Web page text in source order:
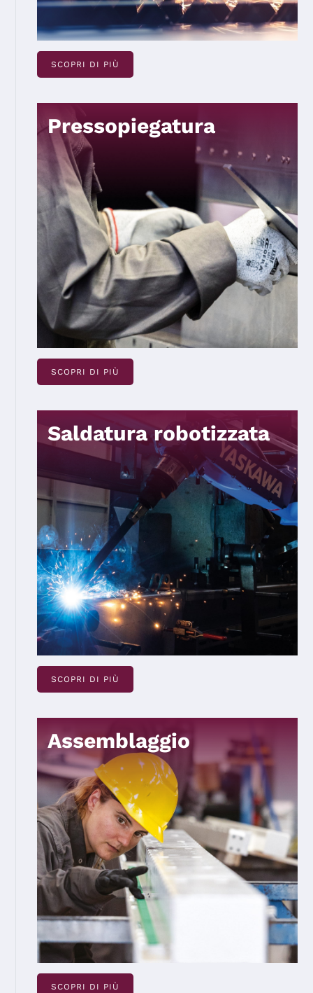
SCOPRI DI PIÙ
Pressopiegatura
SCOPRI DI PIÙ
Saldatura robotizzata
SCOPRI DI PIÙ
Assemblaggio
SCOPRI DI PIÙ